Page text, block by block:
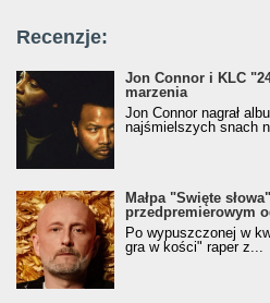
Recenzje:
Jon Connor i KLC
marzenia
Jon Connor nagrał
najśmielszych snach
Małpa "Święte
przedpremierowym
Po wypuszczonej w
gra w kości" raper z...